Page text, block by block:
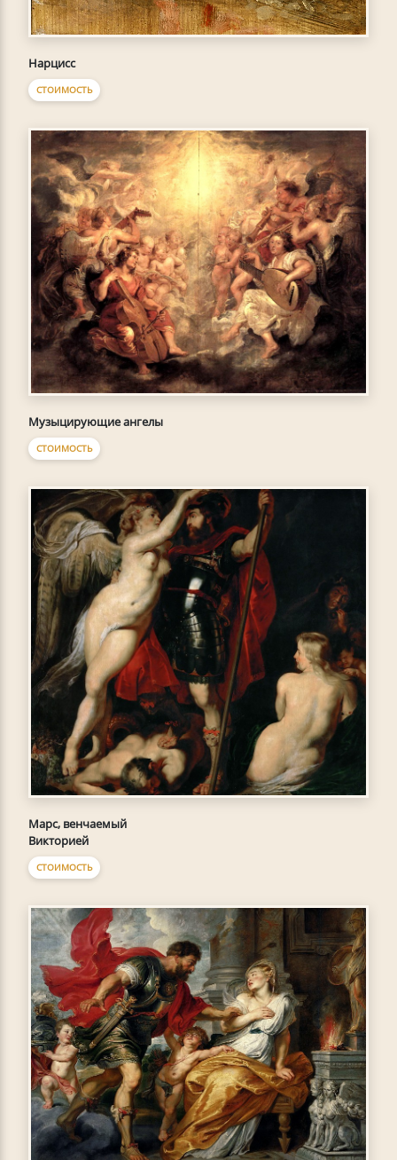
Нарцисс
СТОИМОСТЬ
Музыцирующие ангелы
СТОИМОСТЬ
Марс, венчаемый
Викторией
СТОИМОСТЬ